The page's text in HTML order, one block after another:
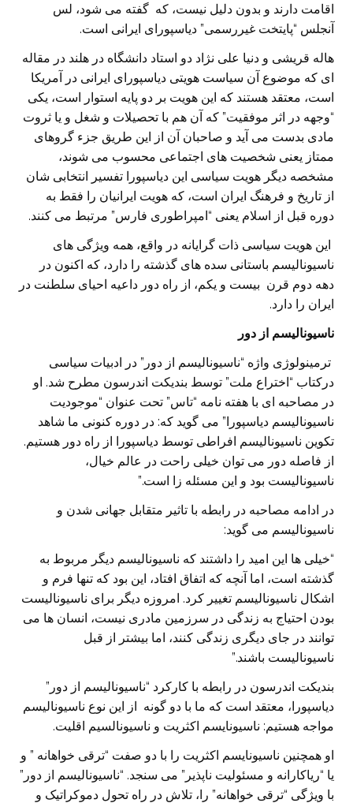
اقامت دارند و بدون دلیل نیست، که گفته می شود، لس
آنجلس “پایتخت غیررسمی” دیاسپورای ایرانی است.
هاله قریشی و دنیا علی نژاد دو استاد دانشگاه در هلند در مقاله
ای که موضوع آن سیاست هویتی دیاسپورای ایرانی در آمریکا
است، معتقد هستند که این هویت بر دو پایه استوار است، یکی
“وجهه در اثر موفقیت” که آن هم با تحصیلات و شغل و یا ثروت
مادی بدست می آید و صاحبان آن از این طریق جزء گروهای
ممتاز یعنی شخصیت های اجتماعی محسوب می شوند،
مشخصه دیگر هویت سیاسی این دیاسپورا تفسیر انتخابی شان
از تاریخ و فرهنگ ایران است، که هویت ایرانیان را فقط به
دوره قبل از اسلام یعنی “امپراطوری فارس” مرتبط می کنند.
این هویت سیاسی ذات گرایانه در واقع، همه ویژگی های
ناسیونالیسم باستانی سده های گذشته را دارد، که اکنون در
دهه دوم قرن بیست و یکم، از راه دور داعیه احیای سلطنت در
ایران را دارد.
ناسیونالیسم از دور
ترمینولوژی واژه “ناسیونالیسم از دور” در ادبیات سیاسی
درکتاب “اختراع ملت” توسط بندیکت اندرسون مطرح شد. او
در مصاحبه ای با هفته نامه “تاس” تحت عنوان “موجودیت
ناسیونالیسم دیاسپورا” می گوید که: در دوره کنونی ما شاهد
تکوین ناسیونالیسم افراطی توسط دیاسپورا از راه دور هستیم.
از فاصله دور می توان خیلی راحت در عالم خیال،
ناسیونالیست بود و این مسئله زا است.”
در ادامه مصاحبه در رابطه با تاثیر متقابل جهانی شدن و
ناسیونالیسم می گوید:
“خیلی ها این امید را داشتند که ناسیونالیسم دیگر مربوط به
گذشته است، اما آنچه که اتفاق افتاد، این بود که تنها فرم و
اشکال ناسیونالیسم تغییر کرد. امروزه دیگر برای ناسیونالیست
بودن احتیاج به زندگی در سرزمین مادری نیست، انسان ها می
توانند در جای دیگری زندگی کنند، اما بیشتر از قبل
ناسیونالیست باشند.”
بندیکت اندرسون در رابطه با کارکرد “ناسیونالیسم از دور”
دیاسپورا، معتقد است که ما با دو گونه از این نوع ناسیونالیسم
مواجه هستیم: ناسیونایسم اکثریت و ناسیونالسیم اقلیت.
او همچنین ناسیونایسم اکثریت را با دو صفت “ترقی خواهانه ” و
یا “ریاکارانه و مسئولیت ناپذیر” می سنجد. “ناسیونالیسم از دور”
با ویژگی “ترقی خواهانه” را، تلاش در راه تحول دموکراتیک و